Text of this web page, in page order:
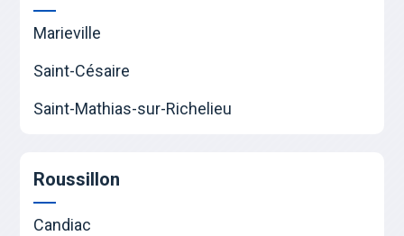
Marieville
Saint-Césaire
Saint-Mathias-sur-Richelieu
Roussillon
Candiac